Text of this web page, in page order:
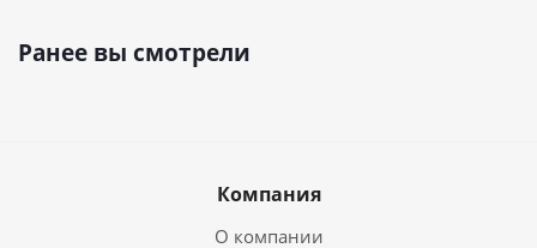
Ранее вы смотрели
Компания
О компании